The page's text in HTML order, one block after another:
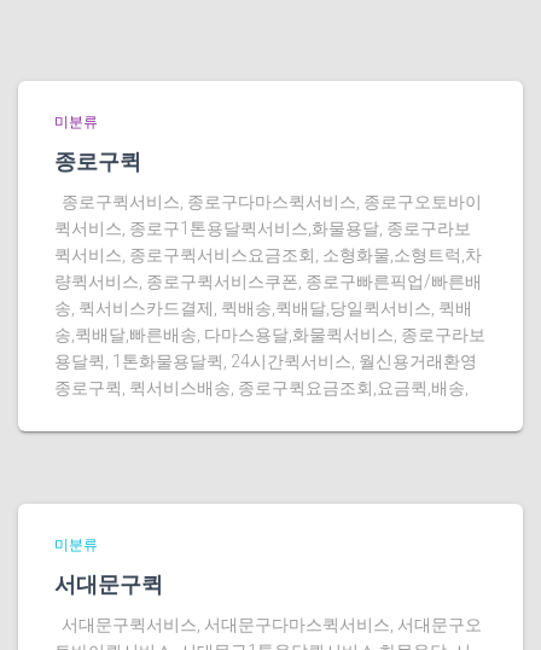
미분류
종로구퀵
종로구퀵서비스, 종로구다마스퀵서비스, 종로구오토바이
퀵서비스, 종로구1톤용달퀵서비스,화물용달, 종로구라보
퀵서비스, 종로구퀵서비스요금조회, 소형화물,소형트럭,차
량퀵서비스, 종로구퀵서비스쿠폰, 종로구빠른픽업/빠른배
송, 퀵서비스카드결제, 퀵배송,퀵배달,당일퀵서비스, 퀵배
송,퀵배달,빠른배송, 다마스용달,화물퀵서비스, 종로구라보
용달퀵, 1톤화물용달퀵, 24시간퀵서비스, 월신용거래환영
종로구퀵, 퀵서비스배송, 종로구퀵요금조회,요금퀵,배송,
미분류
서대문구퀵
서대문구퀵서비스, 서대문구다마스퀵서비스, 서대문구오